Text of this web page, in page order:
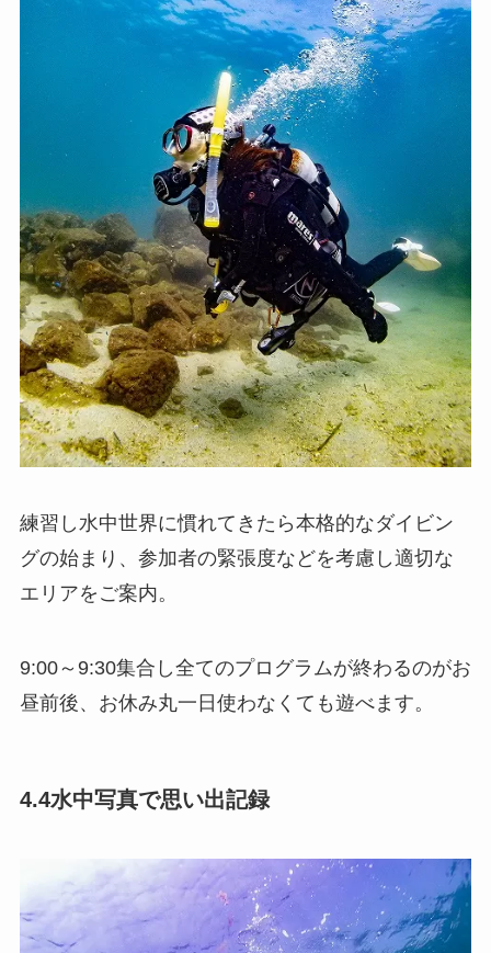
練習し水中世界に慣れてきたら本格的なダイビン
グの始まり、参加者の緊張度などを考慮し適切な
エリアをご案内。
9:00～9:30集合し全てのプログラムが終わるのがお
昼前後、お休み丸一日使わなくても遊べます。
4.4水中写真で思い出記録